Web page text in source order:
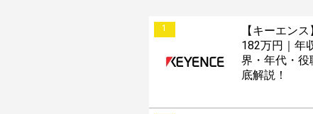
1
【キーエン
182万円｜年
界・年代・役
底解説！